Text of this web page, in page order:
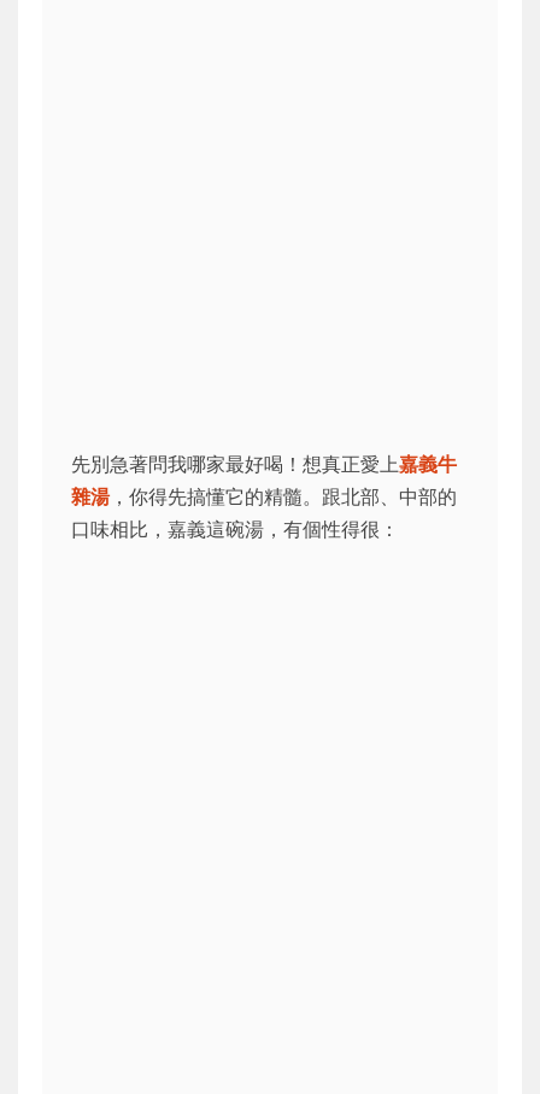
先別急著問我哪家最好喝！想真正愛上嘉義牛
雜湯，你得先搞懂它的精髓。跟北部、中部的
口味相比，嘉義這碗湯，有個性得很：